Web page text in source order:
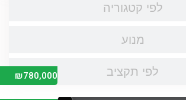
לפי קטגוריה
מנוע
לפי תקציב ₪780,000